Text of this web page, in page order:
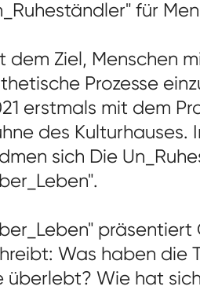
für
dem Ziel, Menschen
Prozesse
erstmals mit dem
des Kulturhauses.
sich Die
Was haben die
überlebt? Wie hat